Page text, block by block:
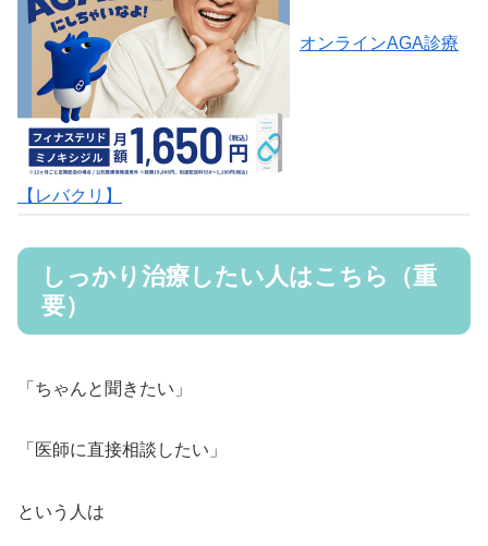
オンラインAGA診療
【レバクリ】
しっかり治療したい人はこちら（重
要）
「ちゃんと聞きたい」
「医師に直接相談したい」
という人は